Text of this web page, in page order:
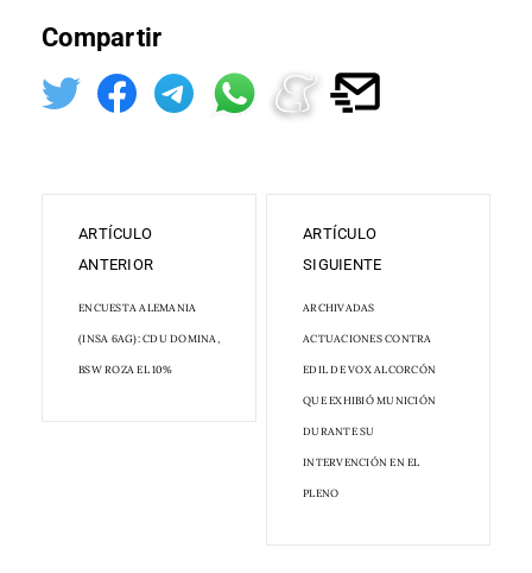
Compartir
ARTÍCULO
ANTERIOR
ENCUESTA ALEMANIA
(INSA 6AG): CDU DOMINA,
BSW ROZA EL 10%
ARTÍCULO
SIGUIENTE
ARCHIVADAS
ACTUACIONES CONTRA
EDIL DE VOX ALCORCÓN
QUE EXHIBIÓ MUNICIÓN
DURANTE SU
INTERVENCIÓN EN EL
PLENO